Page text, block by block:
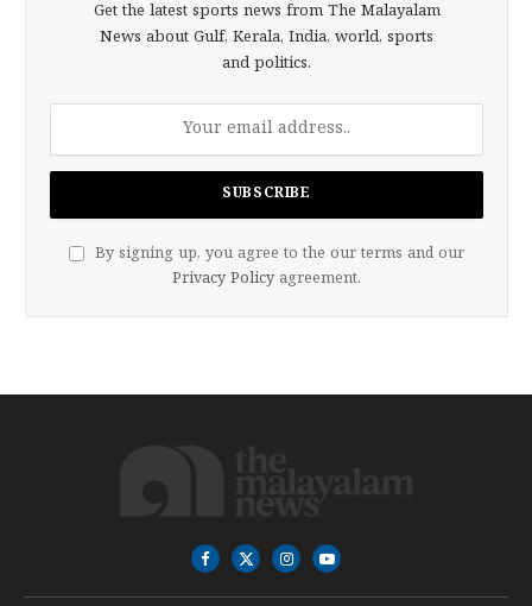
Get the latest sports news from The Malayalam
News about Gulf, Kerala, India, world, sports
and politics.
By signing up, you agree to the our terms and our
Privacy Policy agreement.
Facebook
X
(Twitter)
InstagramYouTube